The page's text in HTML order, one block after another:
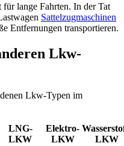
lange Fahrten. In der Tat
Sattelzugmaschinen
Entfernungen transportieren.
Lkw-
Lkw-Typen im
LNG-
LKW
Elektro-
LKW
LKW